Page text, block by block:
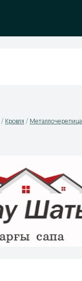
Кровля Металлочерепица